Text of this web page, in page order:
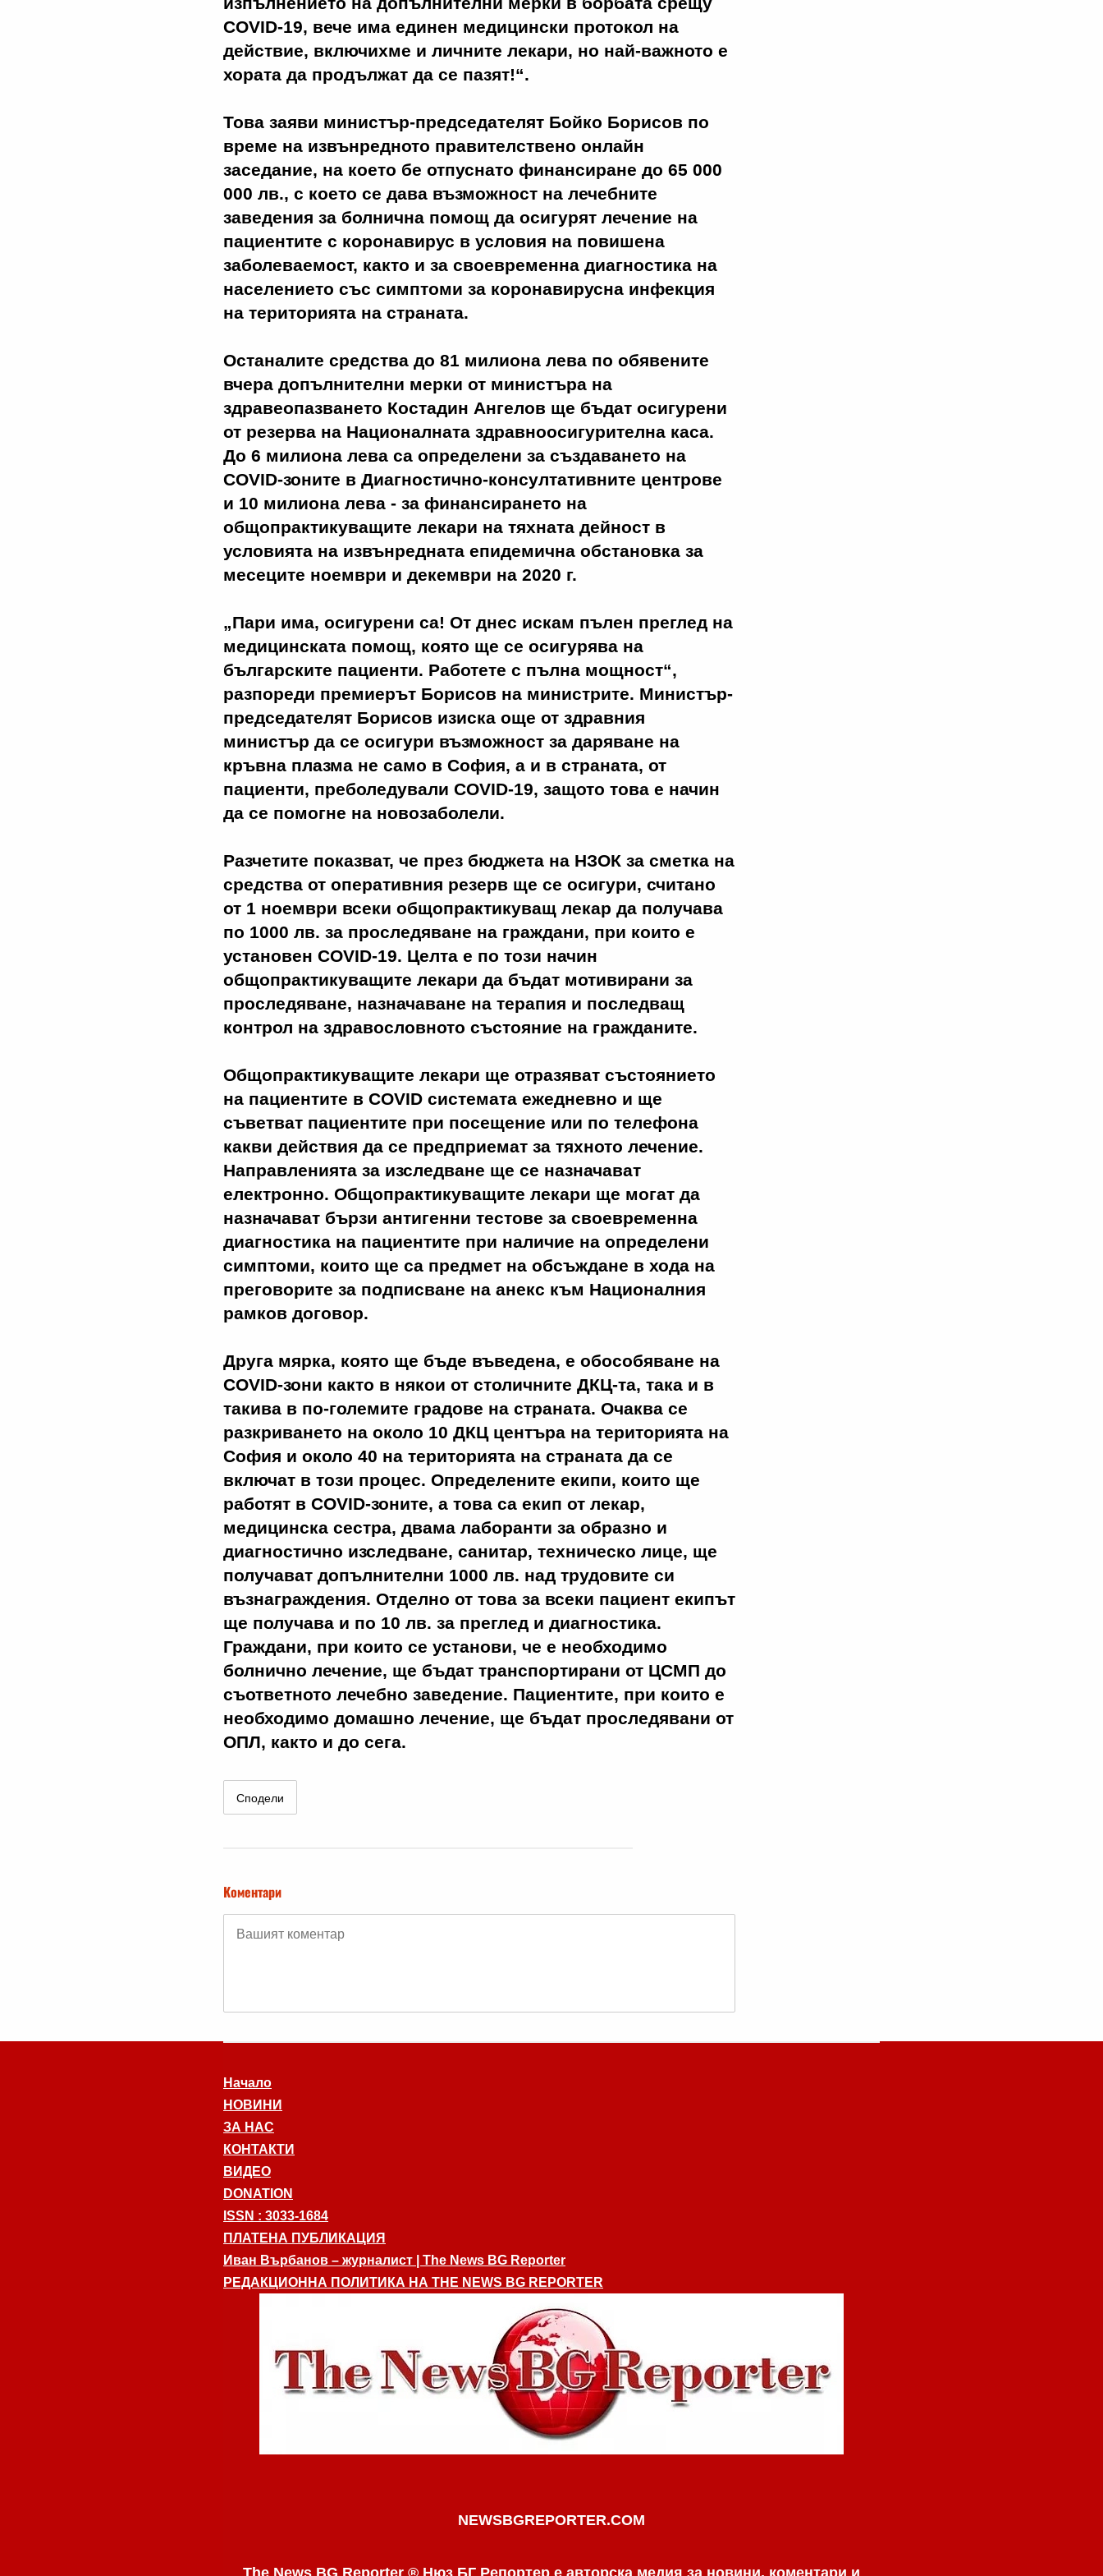
COVID-19, вече има единен медицински протокол на
действие, включихме и личните лекари, но най-важното е
хората да продължат да се пазят!“.
Това заяви министър-председателят Бойко Борисов по
време на извънредното правителствено онлайн
заседание, на което бе отпуснато финансиране до 65 000
000 лв., с което се дава възможност на лечебните
заведения за болнична помощ да осигурят лечение на
пациентите с коронавирус в условия на повишена
заболеваемост, както и за своевременна диагностика на
населението със симптоми за коронавирусна инфекция
на територията на страната.
Останалите средства до 81 милиона лева по обявените
вчера допълнителни мерки от министъра на
здравеопазването Костадин Ангелов ще бъдат осигурени
от резерва на Националната здравноосигурителна каса.
До 6 милиона лева са определени за създаването на
COVID-зоните в Диагностично-консултативните центрове
и 10 милиона лева - за финансирането на
общопрактикуващите лекари на тяхната дейност в
условията на извънредната епидемична обстановка за
месеците ноември и декември на 2020 г.
„Пари има, осигурени са! От днес искам пълен преглед на
медицинската помощ, която ще се осигурява на
българските пациенти. Работете с пълна мощност“,
разпореди премиерът Борисов на министрите. Министър-
председателят Борисов изиска още от здравния
министър да се осигури възможност за даряване на
кръвна плазма не само в София, а и в страната, от
пациенти, преболедували COVID-19, защото това е начин
да се помогне на новозаболели.
Разчетите показват, че през бюджета на НЗОК за сметка на
средства от оперативния резерв ще се осигури, считано
от 1 ноември всеки общопрактикуващ лекар да получава
по 1000 лв. за проследяване на граждани, при които е
установен COVID-19. Целта е по този начин
общопрактикуващите лекари да бъдат мотивирани за
проследяване, назначаване на терапия и последващ
контрол на здравословното състояние на гражданите.
Общопрактикуващите лекари ще отразяват състоянието
на пациентите в COVID системата ежедневно и ще
съветват пациентите при посещение или по телефона
какви действия да се предприемат за тяхното лечение.
Направленията за изследване ще се назначават
електронно. Общопрактикуващите лекари ще могат да
назначават бързи антигенни тестове за своевременна
диагностика на пациентите при наличие на определени
симптоми, които ще са предмет на обсъждане в хода на
преговорите за подписване на анекс към Националния
рамков договор.
Друга мярка, която ще бъде въведена, е обособяване на
COVID-зони както в някои от столичните ДКЦ-та, така и в
такива в по-големите градове на страната. Очаква се
разкриването на около 10 ДКЦ центъра на територията на
София и около 40 на територията на страната да се
включат в този процес. Определените екипи, които ще
работят в COVID-зоните, а това са екип от лекар,
медицинска сестра, двама лаборанти за образно и
диагностично изследване, санитар, техническо лице, ще
получават допълнителни 1000 лв. над трудовите си
възнаграждения. Отделно от това за всеки пациент екипът
ще получава и по 10 лв. за преглед и диагностика.
Граждани, при които се установи, че е необходимо
болнично лечение, ще бъдат транспортирани от ЦСМП до
съответното лечебно заведение. Пациентите, при които е
необходимо домашно лечение, ще бъдат проследявани от
ОПЛ, както и до сега.
Сподели
Коментари
Начало
НОВИНИ
ЗА НАС
КОНТАКТИ
ВИДЕО
DONATION
ISSN : 3033-1684
ПЛАТЕНА ПУБЛИКАЦИЯ
Иван Върбанов – журналист | The News BG Reporter
РЕДАКЦИОННА ПОЛИТИКА НА THE NEWS BG REPORTER
NEWSBGREPORTER.COM
The News BG Reporter ® Нюз БГ Репортер е авторска медия за новини, коментари и